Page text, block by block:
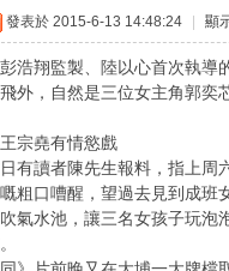
發表於 2015-6-13 14:48:24 顯
浩翔監製、陸以心首次執導
外，自然是三位女主角郭
宗堯有情慾戲
有讀者陳先生報料，指上周
粗口嘈醒，望過去見到成班
氣水池，讓三名女孩子玩泡